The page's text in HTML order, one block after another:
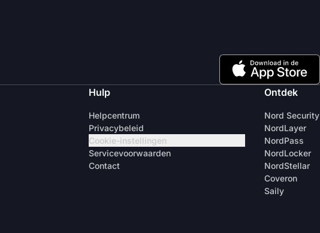
Hulp
Helpcentrum
Privacybeleid
Cookie-instellingen
Servicevoorwaarden
Contact
Ontdek
Nord Security
NordLayer
NordPass
NordLocker
NordStellar
Coveron
Saily